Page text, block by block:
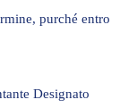
purché entro
Designato